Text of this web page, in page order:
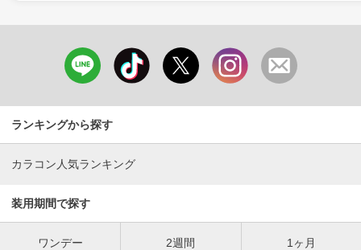
ランキングから探す
カラコン人気ランキング
装用期間で探す
ワンデー 2週間 1ヶ月